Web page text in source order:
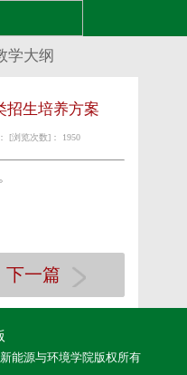
学大纲
招生培养方案
[浏览次数]： 1950
下一篇
能源与环境学院版权所有